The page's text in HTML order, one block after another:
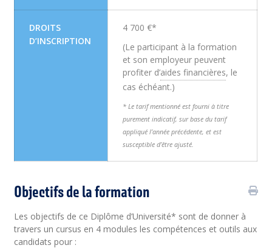
DROITS
D’INSCRIPTION
4 700 €*
(Le participant à la formation
et son employeur peuvent
profiter d’aides financières, le
cas échéant.)
* Le tarif mentionné est fourni à titre
purement indicatif, sur base du tarif
appliqué l’année précédente, et est
susceptible d’être ajusté.
Objectifs de la formation
Les objectifs de ce Diplôme d’Université* sont de donner à
travers un cursus en 4 modules les compétences et outils aux
candidats pour :